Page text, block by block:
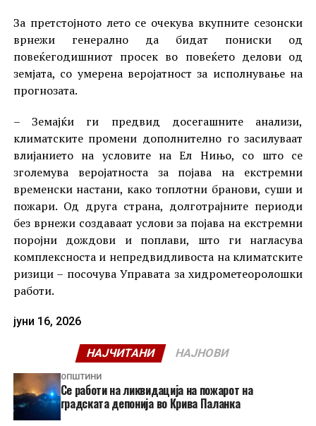
За претстојното лето се очекува вкупните сезонски
врнежи генерално да бидат пониски од
повеќегодишниот просек во повеќето делови од
земјата, со умерена веројатност за исполнување на
прогнозата.
– Земајќи ги предвид досегашните анализи,
климатските промени дополнително го засилуваат
влијанието на условите на Ел Нињо, со што се
зголемува веројатноста за појава на екстремни
временски настани, како топлотни бранови, суши и
пожари. Од друга страна, долготрајните периоди
без врнежи создаваат услови за појава на екстремни
поројни дождови и поплави, што ги нагласува
комплексноста и непредвидливоста на климатските
ризици – посочува Управата за хидрометеоролошки
работи.
јуни 16, 2026
НАЈЧИТАНИ НАЈНОВИ
ОПШТИНИ
Се работи на ликвидација на пожарот на
градската депонија во Крива Паланка